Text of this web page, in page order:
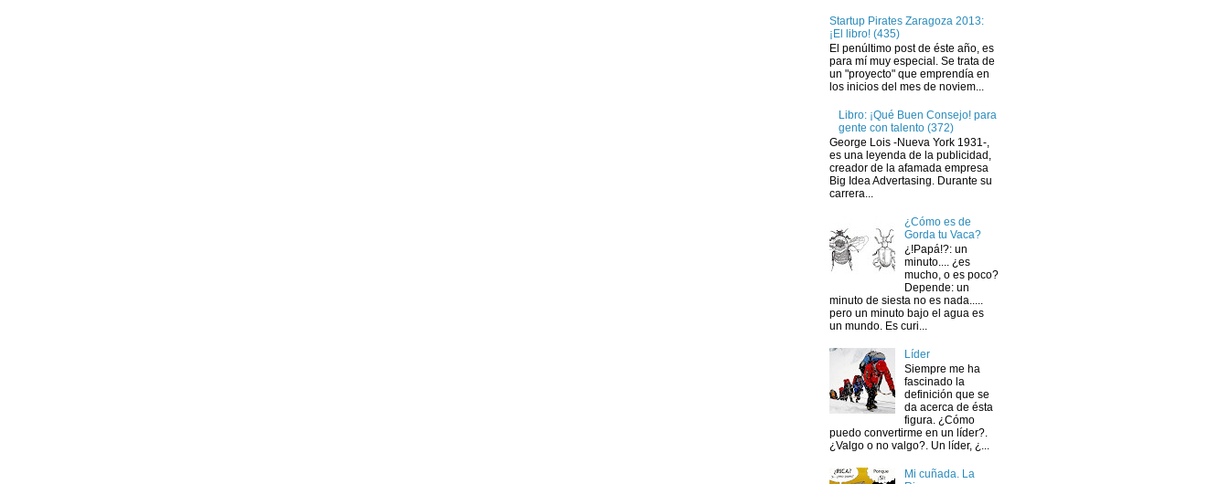
Startup Pirates Zaragoza 2013:
¡El libro! (435)
El penúltimo post de éste año, es
para mí muy especial. Se trata de
un "proyecto" que emprendía en
los inicios del mes de noviem...
Libro: ¡Qué Buen Consejo! para
gente con talento (372)
George Lois -Nueva York 1931-,
es una leyenda de la publicidad,
creador de la afamada empresa
Big Idea Advertasing. Durante su
carrera...
¿Cómo es de
Gorda tu Vaca?
¿!Papá!?: un
minuto.... ¿es
mucho, o es poco?
Depende: un
minuto de siesta no es nada.....
pero un minuto bajo el agua es
un mundo. Es curi...
Líder
Siempre me ha
fascinado la
definición que se
da acerca de ésta
figura. ¿Cómo
puedo convertirme en un líder?.
¿Valgo o no valgo?. Un líder, ¿...
Mi cuñada. La